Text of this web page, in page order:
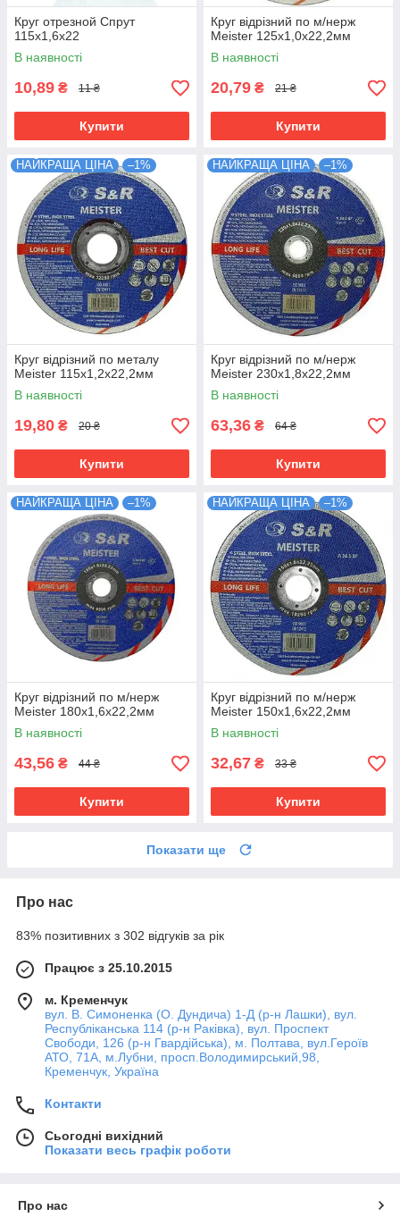
Круг отрезной Спрут
115х1,6х22
В наявності
10,89 ₴ 11 ₴
Купити
Круг відрізний по м/нерж
Meister 125х1,0х22,2мм
В наявності
20,79 ₴ 21 ₴
Купити
НАЙКРАЩА ЦІНА –1%
Круг відрізний по металу
Meister 115х1,2х22,2мм
В наявності
19,80 ₴ 20 ₴
Купити
НАЙКРАЩА ЦІНА –1%
Круг відрізний по м/нерж
Meister 230х1,8х22,2мм
В наявності
63,36 ₴ 64 ₴
Купити
НАЙКРАЩА ЦІНА –1%
Круг відрізний по м/нерж
Meister 180х1,6х22,2мм
В наявності
43,56 ₴ 44 ₴
Купити
НАЙКРАЩА ЦІНА –1%
Круг відрізний по м/нерж
Meister 150х1,6х22,2мм
В наявності
32,67 ₴ 33 ₴
Купити
Показати ще
Про нас
83% позитивних з 302 відгуків за рік
Працює з 25.10.2015
м. Кременчук
вул. В. Симоненка (О. Дундича) 1-Д (р-н Лашки), вул.
Республіканська 114 (р-н Раківка), вул. Проспект
Свободи, 126 (р-н Гвардійська), м. Полтава, вул.Героїв
АТО, 71А, м.Лубни, просп.Володимирський,98,
Кременчук, Україна
Контакти
Сьогодні вихідний
Показати весь графік роботи
Про нас